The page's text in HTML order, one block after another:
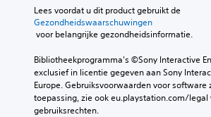
Lees voordat u dit product gebruikt de
Gezondheidswaarschuwingen
voor belangrijke gezondheidsinformatie.
Bibliotheekprogramma's ©Sony Interactive
exclusief in licentie gegeven aan Sony
Europe. Gebruiksvoorwaarden voor software
toepassing, zie ook eu.playstation.com/legal
gebruiksrechten.